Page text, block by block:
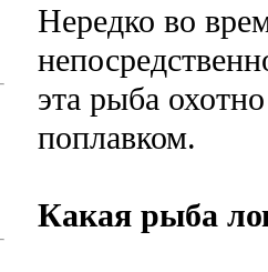
Нередко во
эта рыба
поплавком.
Какая рыба